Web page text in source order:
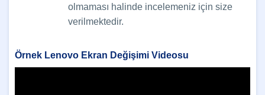
olmaması halinde incelemeniz için size
verilmektedir.
Örnek Lenovo Ekran Değişimi Videosu